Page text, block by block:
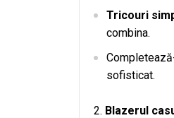
Tricouri
combina.
sofisticat.
Blazerul